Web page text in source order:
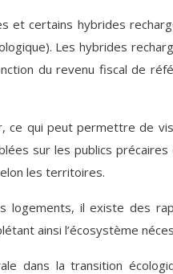
et certains hybrides
Les hybrides
du revenu fiscal de
qui peut permettre de
sur les publics précaires
les territoires.
il existe des
ainsi l’écosystème
dans la transition